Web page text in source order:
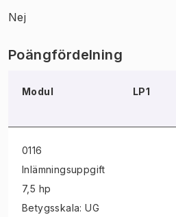
Nej
Poängfördelning
Modul LP1
0116
Inlämningsuppgift
7,5 hp
Betygsskala: UG